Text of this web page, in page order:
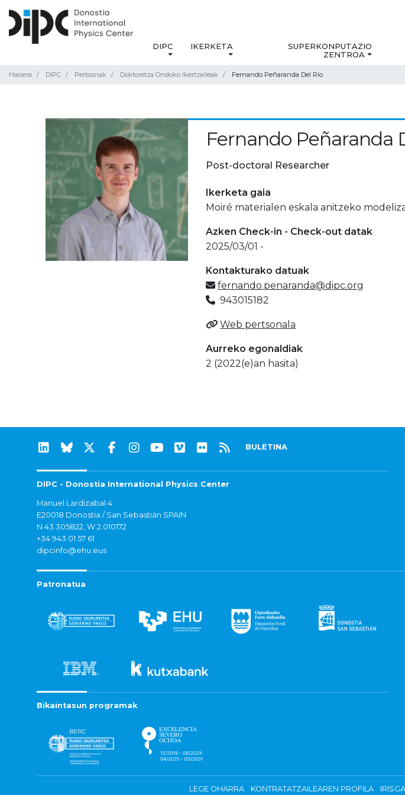
DIPC IKERKETA
SUPERKONPUTAZIO
ZENTROA
Hasiera DIPC Pertsonak Doktoretza Ondoko Ikertzaileak Fernando Peñaranda Del Río
Fernando Peñaranda
Post-doctoral Researcher
Ikerketa gaia
Moiré materialen eskala anitzeko
Azken Check-in - Check-out datak
2025/03/01 -
Kontakturako datuak
fernando.penaranda@dipc.org
943015182
Web pertsonala
Aurreko egonaldiak
2 (2022(e)an hasita)
BULETINA
DIPC - Donostia International Physics Center
Manuel Lardizabal 4
E20018 Donostia / San Sebastián SPAIN
N 43.305822, W 2.010172
+34 943 01 57 61
dipcinfo@ehu.eus
Patronatua
Bikaintasun programak
LEGE OHARRA KONTRATATZAILEAREN PROFILA